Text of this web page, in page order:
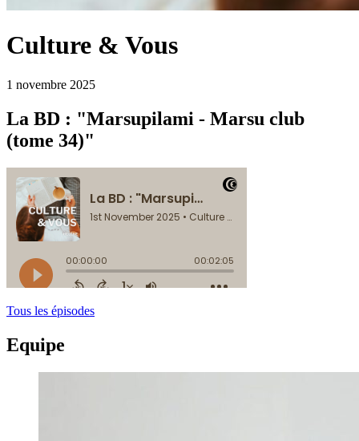
Culture & Vous
1 novembre 2025
La BD : "Marsupilami - Marsu club
(tome 34)"
Tous les épisodes
Equipe